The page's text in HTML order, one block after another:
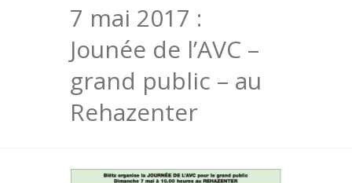
7 mai 2017 :
Jounée de l’AVC –
grand public – au
Rehazenter